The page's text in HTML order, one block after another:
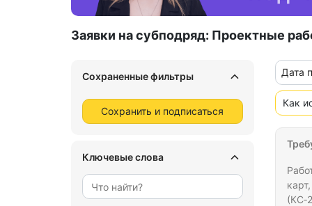
Заявки на субподряд: Проектные
Сохраненные фильтры
Сохранить и подписаться
Ключевые слова
Дата
Как